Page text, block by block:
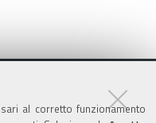
al corretto funzionamento